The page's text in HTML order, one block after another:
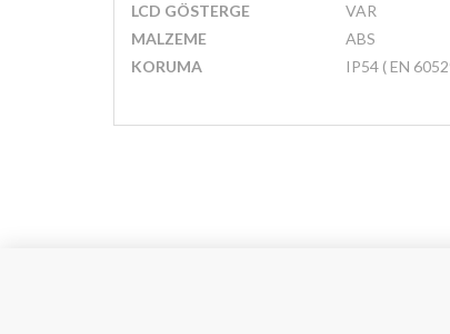
LCD GÖSTERGE
VAR
MALZEME
ABS
KORUMA
IP54 ( EN